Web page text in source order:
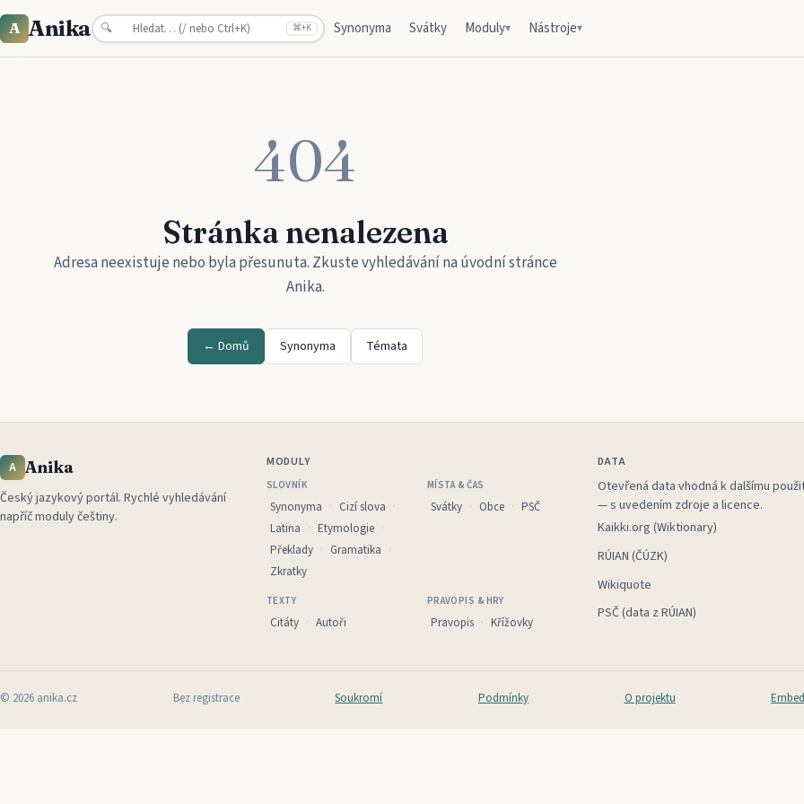
A Anika 🔍 ⌘+K Synonyma Svátky Moduly▾ Nástroje▾
404
Stránka nenalezena
Adresa neexistuje nebo byla přesunuta. Zkuste vyhledávání na úvodní stránce
Anika.
← Domů Synonyma Témata
A Anika
Český jazykový portál. Rychlé vyhledávání
napříč moduly češtiny.
MODULY
SLOVNÍK
Synonyma
Cizí slova
Latina
Etymologie
Překlady
Gramatika
Zkratky
MÍSTA & ČAS
Svátky Obce PSČ
TEXTY
Citáty Autoři
PRAVOPIS & HRY
Pravopis Křížovky
DATA
Otevřená data vhodná k dalšímu
— s uvedením zdroje a licence.
Kaikki.org (Wiktionary)
RÚIAN (ČÚZK)
Wikiquote
PSČ (data z RÚIAN)
© 2026 anika.cz Bez registrace Soukromí Podmínky O projektu